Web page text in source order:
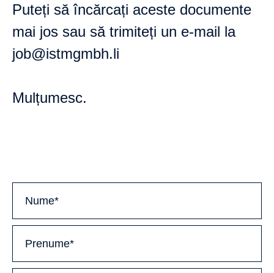
Puteți să încărcați aceste documente
mai jos sau să trimiteți un e-mail la
job@istmgmbh.li
Mulțumesc.